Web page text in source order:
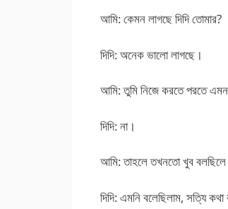
আমি: কেমন লাগছে দিদি তোমার?
দিদি: অনেক ভালো লাগছে।
আমি: তুমি নিজে করতে পরতে
দিদি: না।
আমি: তাহলে তখনতো খুব বলছিলে
দিদি: এমনি বলেছিলাম, সত্যি